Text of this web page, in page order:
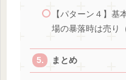
【パターン４】基
場の暴落時は売り
まとめ